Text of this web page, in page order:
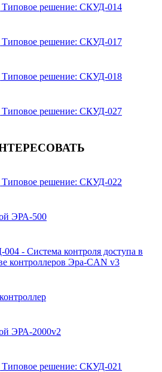
решение: СКУД-014
решение: СКУД-017
решение: СКУД-018
решение: СКУД-027
решение: СКУД-022
ЭРА-500
- Система контроля доступа в
контроллеров Эра-CAN v3
ЭРА-2000v2
решение: СКУД-021